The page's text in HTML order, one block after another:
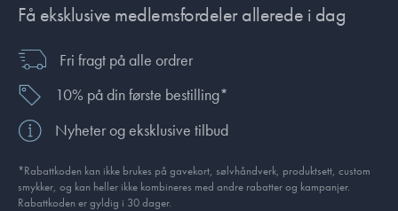
Få eksklusive medlemsfordeler allerede i dag
Fri fragt på alle ordrer
10% på din første bestilling*
Nyheter og eksklusive tilbud
*Rabattkoden kan ikke brukes på gavekort, sølvhåndverk, produkt­sett, custom
smykker, og kan heller ikke kombineres med andre rabatter og kampanjer.
Rabattkoden er gyldig i 30 dager.